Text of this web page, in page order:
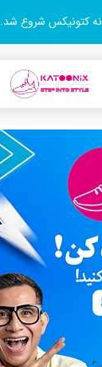
کتونیکس شروع شد.